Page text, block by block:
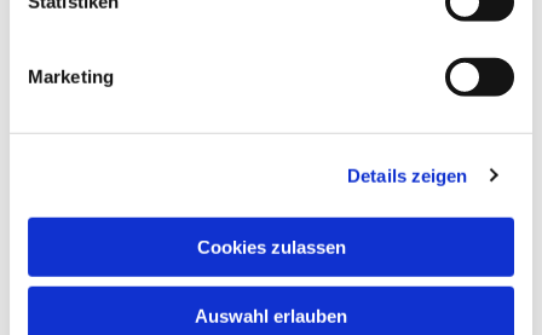
Marketing
Details zeigen
Cookies zulassen
Auswahl erlauben
Kassel
Kantor Jochen Faulhammer (0175-